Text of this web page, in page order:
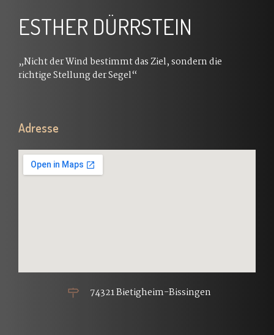
ESTHER DÜRRSTEIN
„Nicht der Wind bestimmt das Ziel, sondern die
richtige Stellung der Segel“
Adresse
74321 Bietigheim-Bissingen